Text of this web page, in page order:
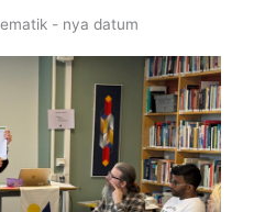
i matematik.
och Åk. 7-Gy
mer
- nya datum